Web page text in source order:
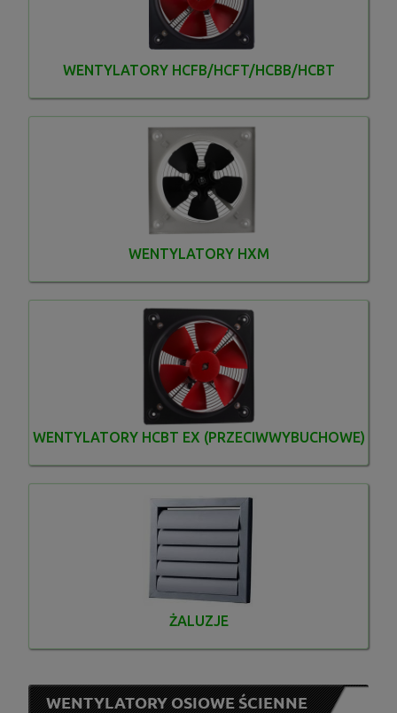
WENTYLATORY HCFB/HCFT/HCBB/HCBT
WENTYLATORY HXM
WENTYLATORY HCBT EX (PRZECIWWYBUCHOWE)
ŻALUZJE
WENTYLATORY OSIOWE ŚCIENNE